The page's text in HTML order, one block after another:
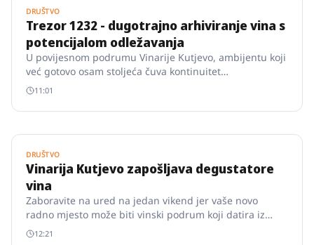
DRUŠTVO
Trezor 1232 - dugotrajno arhiviranje vina s
potencijalom odležavanja
U povijesnom podrumu Vinarije Kutjevo, ambijentu koji
već gotovo osam stoljeća čuva kontinuitet
vinogradarske kulture, smješten je Trezor 1232.
11:01
DRUŠTVO
Vinarija Kutjevo zapošljava degustatore
vina
Zaboravite na ured na jedan vikend jer vaše novo
radno mjesto može biti vinski podrum koji datira iz
1232.
12:21